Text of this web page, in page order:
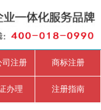
司注册 商标注册
办理 注册指南